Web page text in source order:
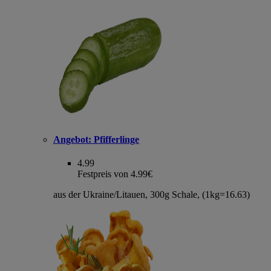
Angebot: Pfifferlinge
4.99
Festpreis von 4.99€
aus der Ukraine/Litauen, 300g Schale, (1kg=16.63)